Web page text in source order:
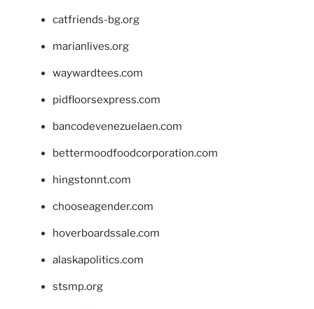
catfriends-bg.org
marianlives.org
waywardtees.com
pidfloorsexpress.com
bancodevenezuelaen.com
bettermoodfoodcorporation.com
hingstonnt.com
chooseagender.com
hoverboardssale.com
alaskapolitics.com
stsmp.org